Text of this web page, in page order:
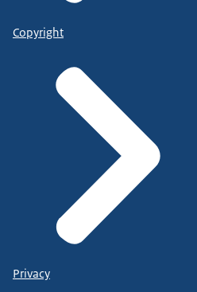
Copyright
Privacy